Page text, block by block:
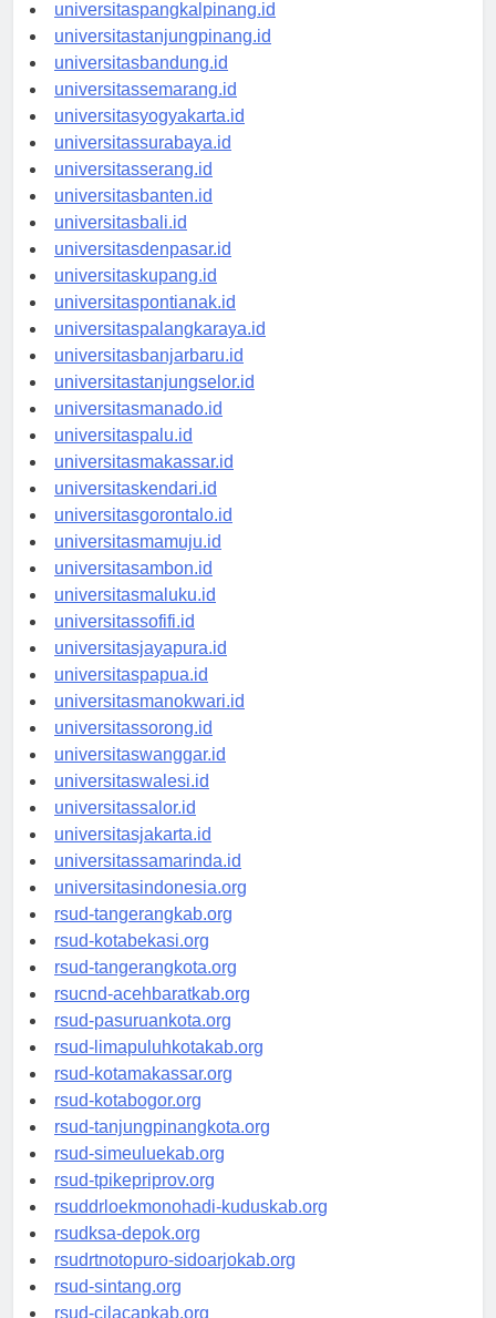
universitaspangkalpinang.id
universitastanjungpinang.id
universitasbandung.id
universitassemarang.id
universitasyogyakarta.id
universitassurabaya.id
universitasserang.id
universitasbanten.id
universitasbali.id
universitasdenpasar.id
universitaskupang.id
universitaspontianak.id
universitaspalangkaraya.id
universitasbanjarbaru.id
universitastanjungselor.id
universitasmanado.id
universitaspalu.id
universitasmakassar.id
universitaskendari.id
universitasgorontalo.id
universitasmamuju.id
universitasambon.id
universitasmaluku.id
universitassofifi.id
universitasjayapura.id
universitaspapua.id
universitasmanokwari.id
universitassorong.id
universitaswanggar.id
universitaswalesi.id
universitassalor.id
universitasjakarta.id
universitassamarinda.id
universitasindonesia.org
rsud-tangerangkab.org
rsud-kotabekasi.org
rsud-tangerangkota.org
rsucnd-acehbaratkab.org
rsud-pasuruankota.org
rsud-limapuluhkotakab.org
rsud-kotamakassar.org
rsud-kotabogor.org
rsud-tanjungpinangkota.org
rsud-simeuluekab.org
rsud-tpikepriprov.org
rsuddrloekmonohadi-kuduskab.org
rsudksa-depok.org
rsudrtnotopuro-sidoarjokab.org
rsud-sintang.org